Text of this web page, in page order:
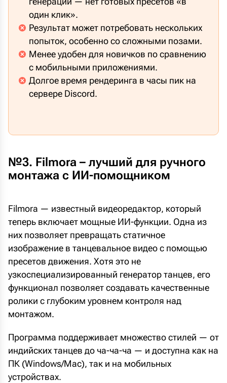
один клик».
Результат может потребовать нескольких
попыток, особенно со сложными позами.
Менее удобен для новичков по сравнению
с мобильными приложениями.
Долгое время рендеринга в часы пик на
сервере Discord.
№3. Filmora – лучший для ручного
монтажа с ИИ-помощником
Filmora — известный видеоредактор, который
теперь включает мощные ИИ-функции. Одна из
них позволяет превращать статичное
изображение в танцевальное видео с помощью
пресетов движения. Хотя это не
узкоспециализированный генератор танцев, его
функционал позволяет создавать качественные
ролики с глубоким уровнем контроля над
монтажом.
Программа поддерживает множество стилей — от
индийских танцев до ча-ча-ча — и доступна как на
ПК (Windows/Mac), так и на мобильных
устройствах.